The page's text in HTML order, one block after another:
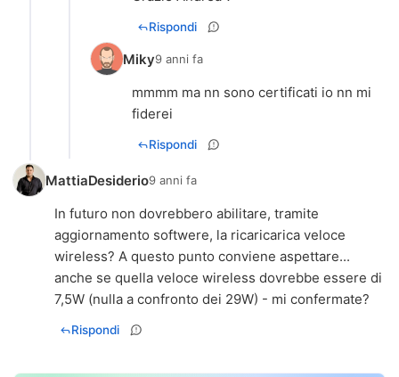
Rispondi
Miky9 anni fa
mmmm ma nn sono certificati io nn mi
fiderei
Rispondi
MattiaDesiderio9 anni fa
In futuro non dovrebbero abilitare, tramite
aggiornamento softwere, la ricaricarica veloce
wireless? A questo punto conviene aspettare...
anche se quella veloce wireless dovrebbe essere di
7,5W (nulla a confronto dei 29W) - mi confermate?
Rispondi